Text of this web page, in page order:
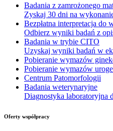
Badania z zamrożonego
Zyskaj 30 dni na
Bezpłatna interpretacja do
Odbierz wyniki badań z
Badania w trybie CITO
Uzyskaj wyniki badań w
Pobieranie wymazów
Pobieranie wymazów
Centrum Patomorfologii
Badania weterynaryjne
Diagnostyka laboratoryjna
Oferty współpracy